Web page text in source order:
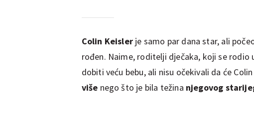
Colin Keisler je samo par dana star, ali
rođen. Naime, roditelji dječaka, koji se rodio
dobiti veću bebu, ali nisu očekivali da će
više nego što je bila težina njegovog